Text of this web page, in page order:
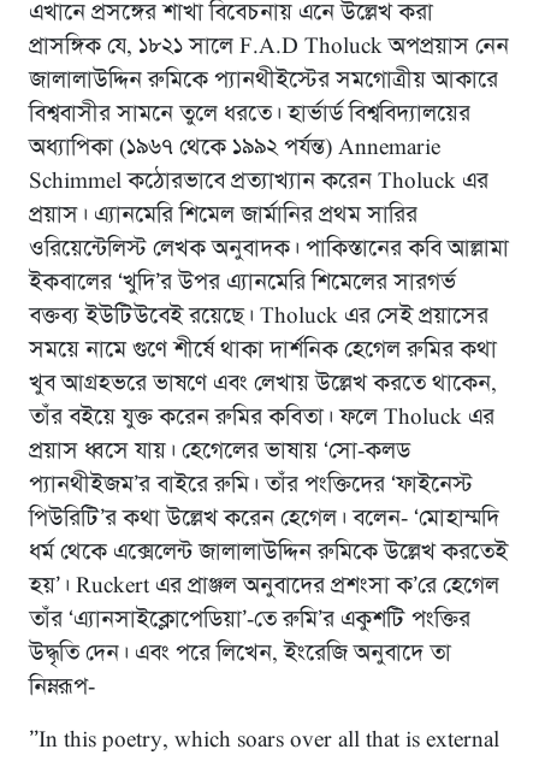
এখানে প্রসঙ্গের শাখা বিবেচনায় এনে উল্লেখ করা
প্রাসঙ্গিক যে, ১৮২১ সালে F.A.D Tholuck অপপ্রয়াস নেন
জালালাউদ্দিন রুমিকে প্যানথীইস্টের সমগোত্রীয় আকারে
বিশ্ববাসীর সামনে তুলে ধরতে। হার্ভার্ড বিশ্ববিদ্যালয়ের
অধ্যাপিকা (১৯৬৭ থেকে ১৯৯২ পর্যন্ত) Annemarie
Schimmel কঠোরভাবে প্রত্যাখ্যান করেন Tholuck এর
প্রয়াস। এ্যানমেরি শিমেল জার্মানির প্রথম সারির
ওরিয়েন্টেলিস্ট লেখক অনুবাদক। পাকিস্তানের কবি আল্লামা
ইকবালের ‘খুদি’র উপর এ্যানমেরি শিমেলের সারগর্ভ
বক্তব্য ইউটিউবেই রয়েছে। Tholuck এর সেই প্রয়াসের
সময়ে নামে গুণে শীর্ষে থাকা দার্শনিক হেগেল রুমির কথা
খুব আগ্রহভরে ভাষণে এবং লেখায় উল্লেখ করতে থাকেন,
তাঁর বইয়ে যুক্ত করেন রুমির কবিতা। ফলে Tholuck এর
প্রয়াস ধ্বসে যায়। হেগেলের ভাষায় ‘সো-কলড
প্যানথীইজম’র বাইরে রুমি। তাঁর পংক্তিদের ‘ফাইনেস্ট
পিউরিটি’র কথা উল্লেখ করেন হেগেল। বলেন- ‘মোহাম্মদি
ধর্ম থেকে এক্সেলেন্ট জালালাউদ্দিন রুমিকে উল্লেখ করতেই
হয়’। Ruckert এর প্রাঞ্জল অনুবাদের প্রশংসা ক’রে হেগেল
তাঁর ‘এ্যানসাইক্লোপেডিয়া’-তে রুমি’র একুশটি পংক্তির
উদ্ধৃতি দেন। এবং পরে লিখেন, ইংরেজি অনুবাদে তা
নিম্নরূপ-
”In this poetry, which soars over all that is external